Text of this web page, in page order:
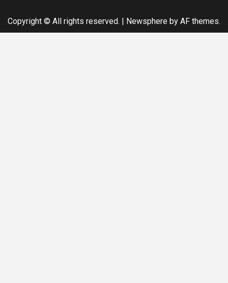
Copyright © All rights reserved. | Newsphere by AF themes.